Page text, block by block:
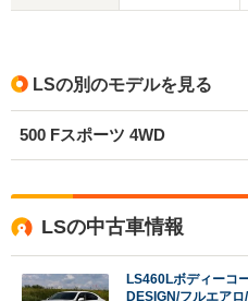
LSの別のモデルを見る
500 Fスポーツ 4WD
LSの中古車情報
LS460Lボディー
DESIGN/フルエア